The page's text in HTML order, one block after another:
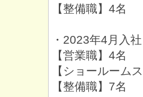
【整備職】4名
・2023年4月入社
【営業職】4名
【ショールーム
【整備職】7名